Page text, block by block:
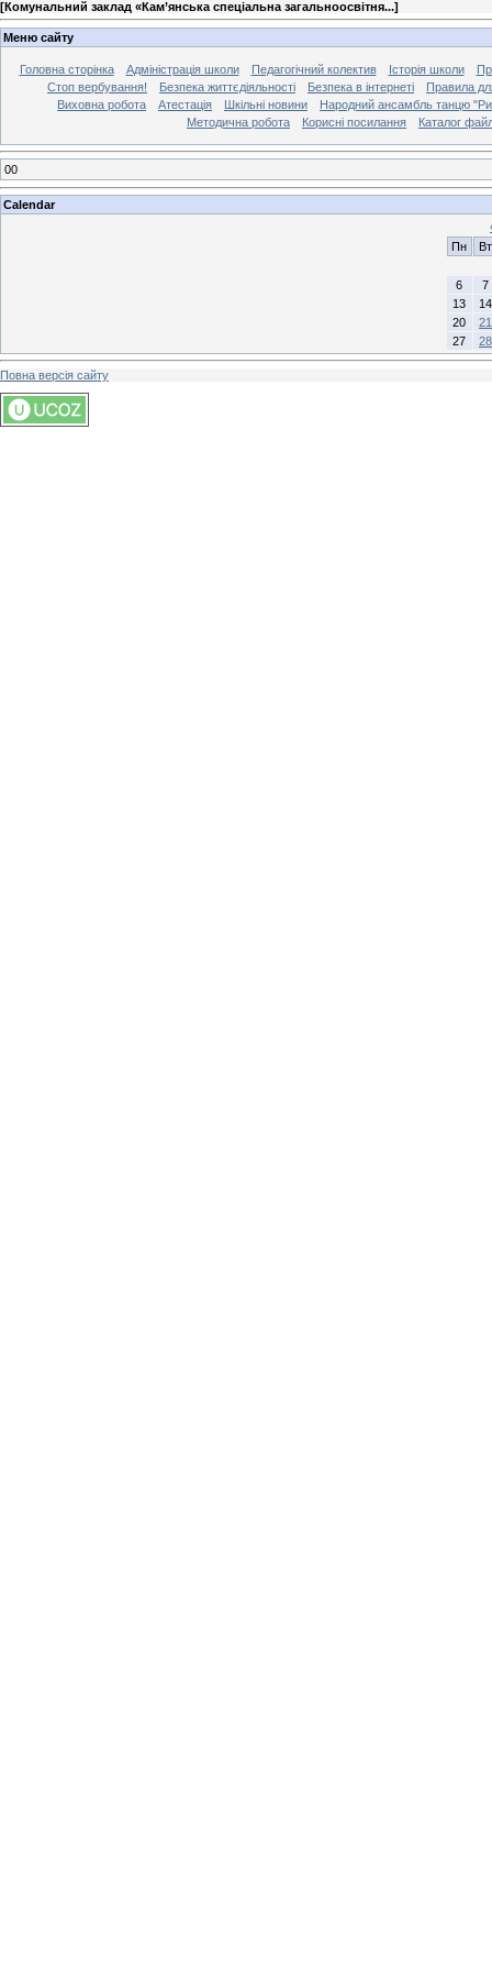
[Комунальний заклад «Кам’янська спеціальна загальноосвітня...]
Меню сайту
Головна сторінка Адміністрація школи Педагогічний колектив Історія школи
Стоп вербування!
Безпека життєдіяльності Безпека в інтернеті
Правила
Виховна робота
Атестація Шкільні новини
Народний ансамбль танцю
Методична робота
Корисні посилання Каталог
00
Calendar
Пн
Вт
6
7
13
14
20
21
27
28
Повна версія сайту